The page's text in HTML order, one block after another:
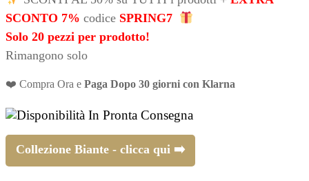
originale
era:
€324,00.
attuale
è:
SCONTO 7% codice SPRING7
Solo 20 pezzi per prodotto!
Rimangono solo
❤️ Compra Ora e Paga Dopo 30 giorni con Klarna
In Pronta Consegna
Collezione Biante - clicca qui ➡️